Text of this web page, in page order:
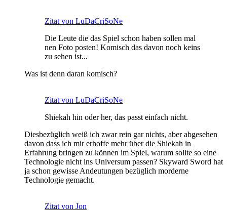
Zitat von LuDaCriSoNe
Die Leute die das Spiel schon haben sollen mal
nen Foto posten! Komisch das davon noch keins
zu sehen ist...
Was ist denn daran komisch?
Zitat von LuDaCriSoNe
Shiekah hin oder her, das passt einfach nicht.
Diesbezüglich weiß ich zwar rein gar nichts, aber abgesehen
davon dass ich mir erhoffe mehr über die Shiekah in
Erfahrung bringen zu können im Spiel, warum sollte so eine
Technologie nicht ins Universum passen? Skyward Sword hat
ja schon gewisse Andeutungen bezüglich morderne
Technologie gemacht.
Zitat von Jon